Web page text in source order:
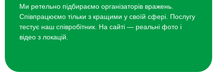
Ми ретельно підбираємо організаторів вражень.
Співпрацюємо тільки з кращими у своїй сфері. Послугу
тестує наш співробітник. На сайті — реальні фото і
відео з локацій.